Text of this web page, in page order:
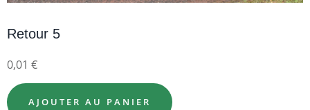
Retour 5
0,01 €
AJOUTER AU PANIER